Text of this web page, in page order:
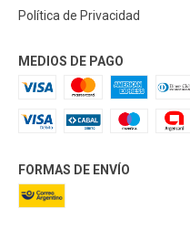
Política de Privacidad
MEDIOS DE PAGO
FORMAS DE ENVÍO